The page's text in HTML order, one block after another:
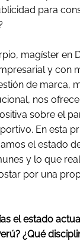
para
magíster en
y con
de marca,
nos
sobre el
En esta
el estado
y lo que
por una
el estado
¿Qué